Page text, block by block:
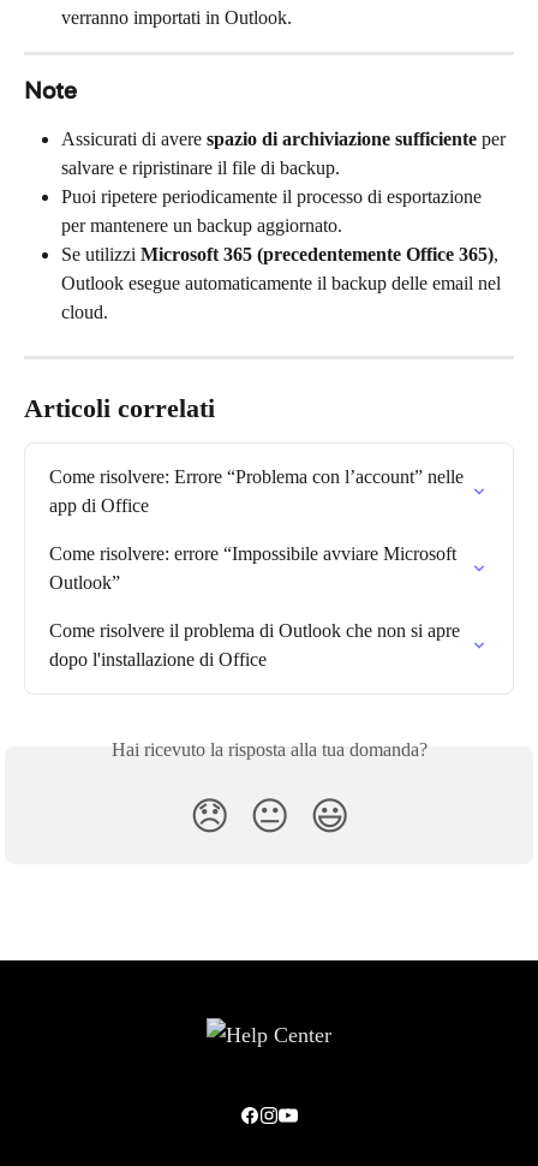
verranno importati in Outlook.
Note
Assicurati di avere spazio di archiviazione sufficiente per
salvare e ripristinare il file di backup.
Puoi ripetere periodicamente il processo di esportazione
per mantenere un backup aggiornato.
Se utilizzi Microsoft 365 (precedentemente Office 365),
Outlook esegue automaticamente il backup delle email nel
cloud.
Articoli correlati
Come risolvere: Errore “Problema con l’account” nelle
app di Office
Come risolvere: errore “Impossibile avviare Microsoft
Outlook”
Come risolvere il problema di Outlook che non si apre
dopo l'installazione di Office
Hai ricevuto la risposta alla tua domanda?
😞 😐 😃